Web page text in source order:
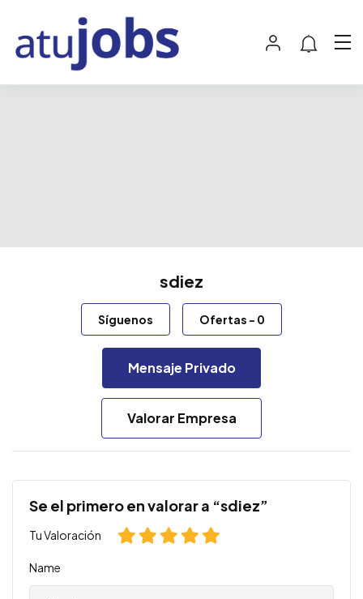
sdiez
Síguenos Ofertas - 0
Mensaje Privado
Valorar Empresa
Se el primero en valorar a “sdiez”
Tu Valoración
Name